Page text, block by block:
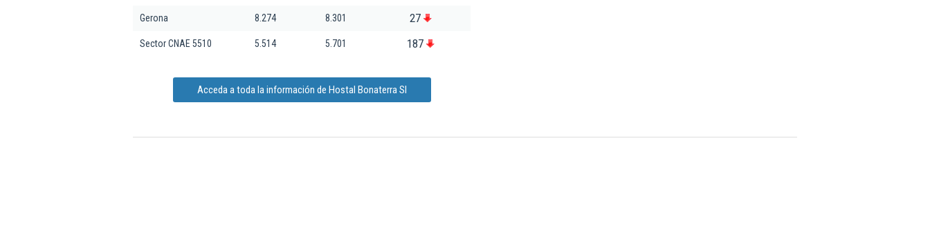
Gerona 8.274 8.301 27
Sector CNAE 5510 5.514 5.701 187
Acceda a toda la información de Hostal Bonaterra Sl